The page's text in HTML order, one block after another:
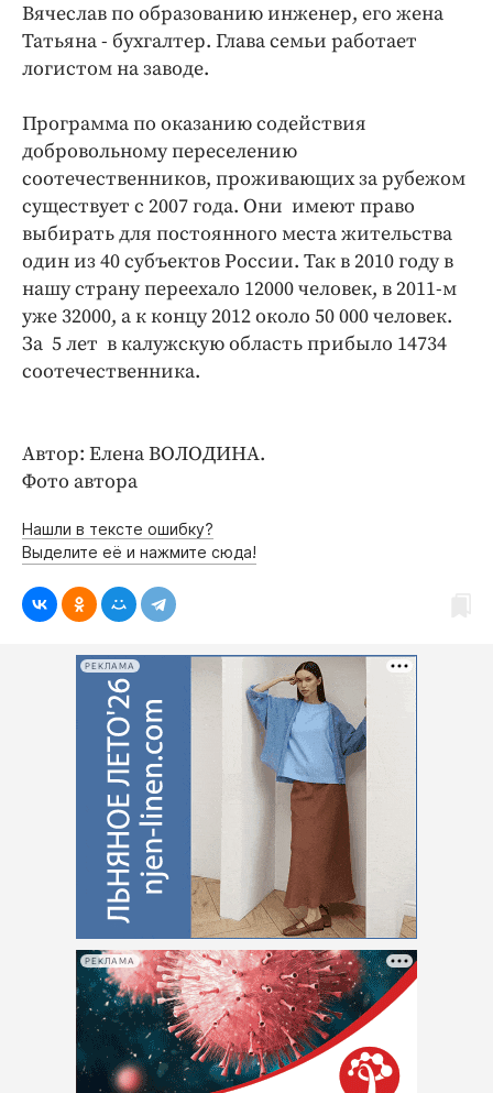
Вячеслав по образованию инженер, его жена
Татьяна - бухгалтер. Глава семьи работает
логистом на заводе.
Программа по оказанию содействия
добровольному переселению
соотечественников, проживающих за рубежом
существует с 2007 года. Они имеют право
выбирать для постоянного места жительства
один из 40 субъектов России. Так в 2010 году в
нашу страну переехало 12000 человек, в 2011-м
уже 32000, а к концу 2012 около 50 000 человек.
За 5 лет в калужскую область прибыло 14734
соотечественника.
Автор: Елена ВОЛОДИНА.
Фото автора
Нашли в тексте ошибку?
Выделите её и нажмите сюда!
РЕКЛАМА
РЕКЛАМА